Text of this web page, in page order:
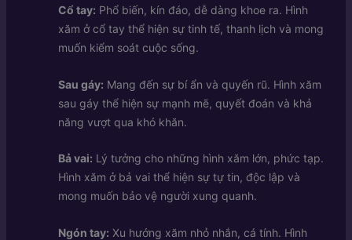
Cổ tay: Phổ biến, kín đáo, dễ dàng khoe ra. Hình
xăm ở cổ tay thể hiện sự tinh tế, thanh lịch và mong
muốn kiểm soát cuộc sống.
Sau gáy: Mang đến sự bí ẩn và quyến rũ. Hình xăm
sau gáy thể hiện sự mạnh mẽ, quyết đoán và khả
năng vượt qua khó khăn.
Bả vai: Lý tưởng cho những hình xăm lớn, phức tạp.
Hình xăm ở bả vai thể hiện sự tự tin, độc lập và
mong muốn bảo vệ người xung quanh.
Ngón tay: Xu hướng xăm nhỏ nhắn, cá tính. Hình